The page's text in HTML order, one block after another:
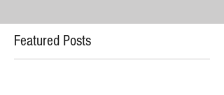
Featured Posts